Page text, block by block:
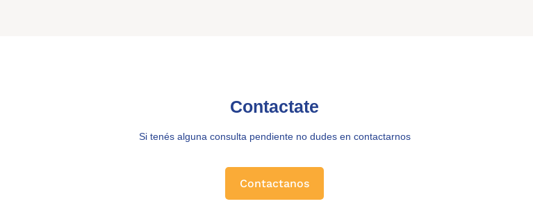
Contactate
Si tenés alguna consulta pendiente no dudes en contactarnos
Contactanos